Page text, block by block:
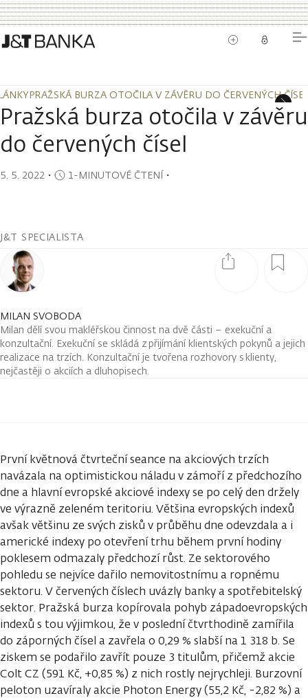
PRAŽSKÁ BURZA OTOČILA V ZÁVĚRU DO ČERVENÝCH ČÍSEL
PRAŽSKÁ BURZA OTOČILA V ZÁVĚRU DO ČERVENÝCH ČÍSEL
Pražská burza otočila v závěru
do červených čísel
5. 5. 2022 ・ 1-MINUTOVÉ ČTENÍ・
J&T SPECIALISTA
MILAN SVOBODA
Milan dělí svou makléřskou činnost na dvě části – exekuční a
konzultační. Exekuční se skládá z přijímání klientských pokynů a jejich
realizace na trzích. Konzultační je tvořena rozhovory s klienty,
nejčastěji o akciích a dluhopisech.
První květnová čtvrteční seance na akciových trzích
navázala na optimistickou náladu v zámoří z předchozího
dne a hlavní evropské akciové indexy se po celý den držely
ve výrazně zeleném teritoriu. Většina evropských indexů
avšak většinu ze svých zisků v průběhu dne odevzdala a i
americké indexy po otevření trhu během první hodiny
poklesem odmazaly předchozí růst. Ze sektorového
pohledu se nejvíce dařilo nemovitostnímu a ropnému
sektoru. V červených číslech uvázly banky a spotřebitelský
sektor. Pražská burza kopírovala pohyb západoevropských
indexů s tou výjimkou, že v poslední čtvrthodině zamířila
do záporných čísel a zavřela o 0,29 % slabší na 1 318 b. Se
ziskem se podařilo zavřít pouze 3 titulům, přičemž akcie
Colt CZ (591 Kč, +0,85 %) z nich rostly nejrychleji. Burzovní
peloton uzavíraly akcie Photon Energy (55,2 Kč, -2,82 %) a